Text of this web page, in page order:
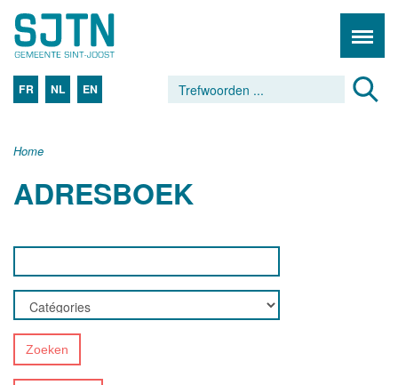
FR NL EN
Home
ADRESBOEK
Zoeken